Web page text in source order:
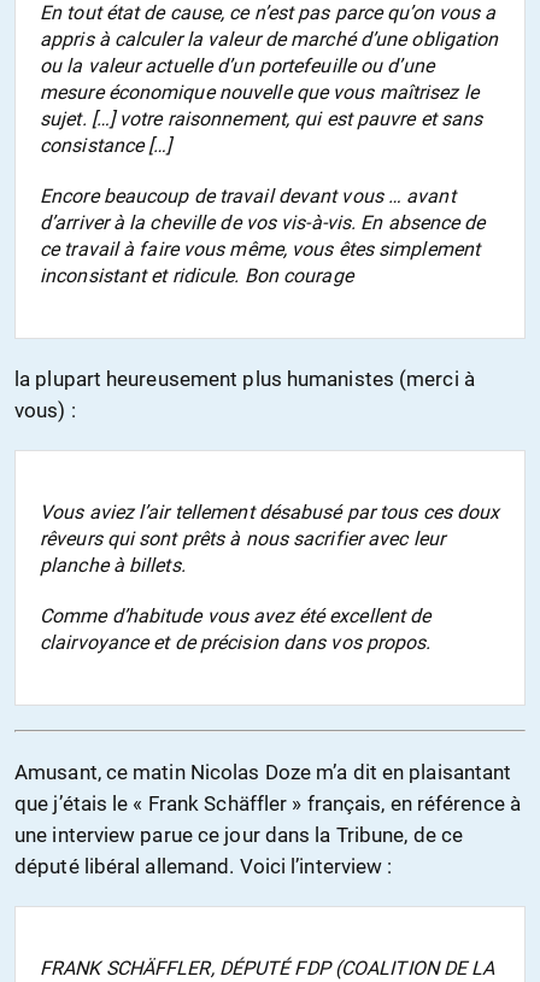
En tout état de cause, ce n’est pas parce qu’on vous a
appris à calculer la valeur de marché d’une obligation
ou la valeur actuelle d’un portefeuille ou d’une
mesure économique nouvelle que vous maîtrisez le
sujet. […] votre raisonnement, qui est pauvre et sans
consistance […]
Encore beaucoup de travail devant vous … avant
d’arriver à la cheville de vos vis-à-vis. En absence de
ce travail à faire vous même, vous êtes simplement
inconsistant et ridicule. Bon courage
la plupart heureusement plus humanistes (merci à
vous) :
Vous aviez l’air tellement désabusé par tous ces doux
rêveurs qui sont prêts à nous sacrifier avec leur
planche à billets.
Comme d’habitude vous avez été excellent de
clairvoyance et de précision dans vos propos.
Amusant, ce matin Nicolas Doze m’a dit en plaisantant
que j’étais le « Frank Schäffler » français, en référence à
une interview parue ce jour dans la Tribune, de ce
député libéral allemand. Voici l’interview :
FRANK SCHÄFFLER, DÉPUTÉ FDP (COALITION DE LA